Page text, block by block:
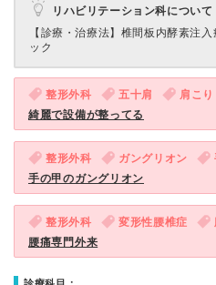
リハビリテーション科について
【診療・治療法】 椎間板内酵素注入
ック
整形外科 五十肩 肩こ
綺麗で設備が整ってる
整形外科 ガングリオン
手の甲のガングリオン
整形外科 変形性腰椎症
腰痛専門外来